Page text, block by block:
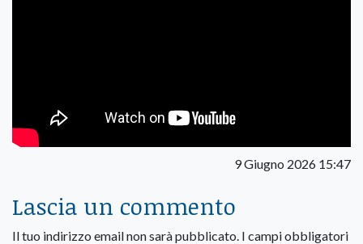
9 Giugno 2026 15:47
Lascia un commento
Il tuo indirizzo email non sarà pubblicato. I campi obbligatori